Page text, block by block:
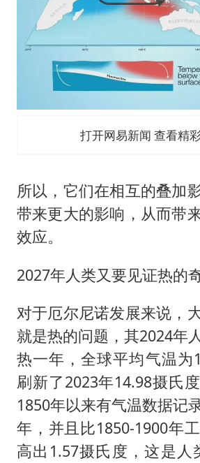
打开网易新闻 查看精
所以，它们在相互的叠加
带来更大的影响，从而带
效应。
2027年人类又要见证热的
对于厄尔尼诺发展来说，
就是热的问题，其2024年
热一年，全球平均气温为
刷新了2023年14.98摄氏
1850年以来有气温数据记
年，并且比1850-1900年
高出1.57摄氏度，这是人